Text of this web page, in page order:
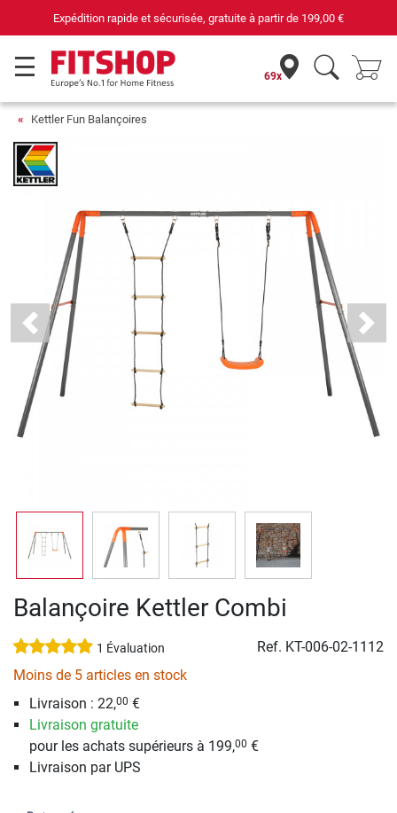
Expédition rapide et sécurisée, gratuite à partir de 199,00 €
69x
Kettler Fun Balançoires
Previous Next
Balançoire Kettler Combi
1 Évaluation Ref. KT-006-02-1112
Moins de 5 articles en stock
Livraison : 22,00 €
Livraison gratuite
pour les achats supérieurs à 199,00 €
Livraison par UPS